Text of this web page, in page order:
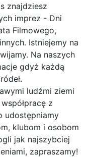
znajdziesz
imprez - Dni
Filmowego,
Istniejemy na
Na naszych
gdyż każdą
ludźmi ziemi
z
udostępniamy
klubom i osobom
jak najszybciej
zapraszamy!